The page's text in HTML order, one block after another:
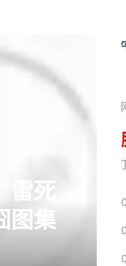
死
图集
网易搜